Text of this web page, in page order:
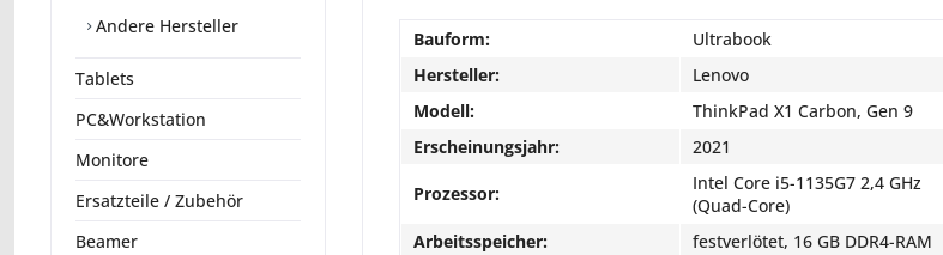
Andere Hersteller
Tablets
PC&Workstation
Monitore
Ersatzteile / Zubehör
Beamer
Bauform:
Ultrabook
Hersteller:
Lenovo
Modell:
ThinkPad X1 Carbon, Gen 9
Erscheinungsjahr:
2021
Prozessor:
Intel Core i5-1135G7 2,4 GHz
(Quad-Core)
Arbeitsspeicher:
festverlötet, 16 GB DDR4-RAM